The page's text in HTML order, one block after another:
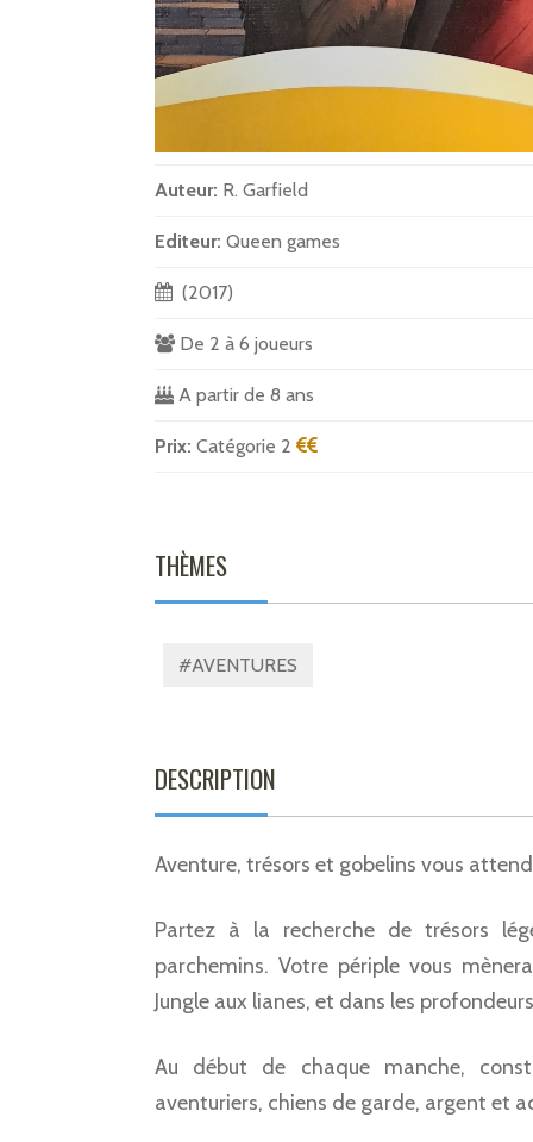
Auteur: R. Garfield
Editeur: Queen games
(2017)
De 2 à 6 joueurs
A partir de 8 ans
Prix: Catégorie 2
THÈMES
#AVENTURES
DESCRIPTION
Aventure, trésors et gobelins vous
Partez à la recherche de trésors
parchemins. Votre périple vous
Jungle aux lianes, et dans les
Au début de chaque manche,
aventuriers, chiens de garde, argent et